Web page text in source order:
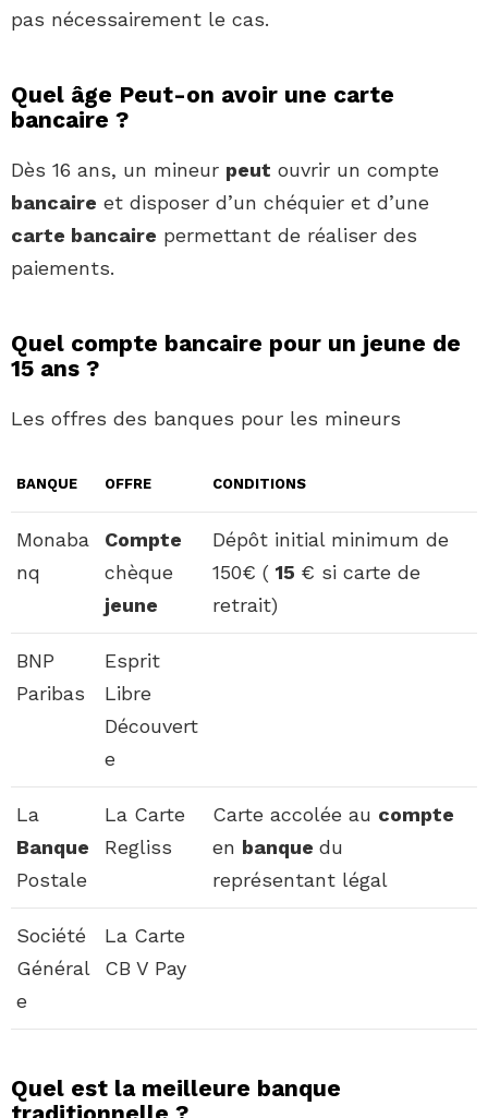
pas nécessairement le cas.
Quel âge Peut-on avoir une carte
bancaire ?
Dès 16 ans, un mineur peut ouvrir un compte
bancaire et disposer d’un chéquier et d’une
carte bancaire permettant de réaliser des
paiements.
Quel compte bancaire pour un jeune de
15 ans ?
Les offres des banques pour les mineurs
BANQUE OFFRE CONDITIONS
Monaba
nq
Compte
chèque
jeune
Dépôt initial minimum de
150€ ( 15 € si carte de
retrait)
BNP
Paribas
Esprit
Libre
Découvert
e
La
Banque
Postale
La Carte
Regliss
Carte accolée au compte
en banque du
représentant légal
Société
Général
e
La Carte
CB V Pay
Quel est la meilleure banque